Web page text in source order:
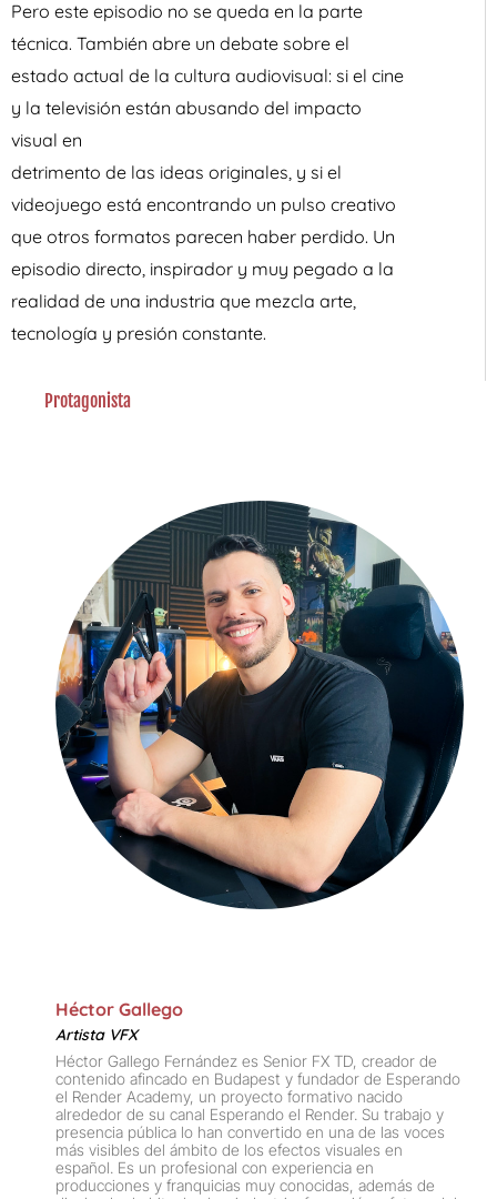
Protagonista
Héctor Gallego
Artista VFX
Héctor Gallego Fernández es Senior FX TD, creador de
contenido afincado en Budapest y fundador de Esperando
el Render Academy, un proyecto formativo nacido
alrededor de su canal Esperando el Render. Su trabajo y
presencia pública lo han convertido en una de las voces
más visibles del ámbito de los efectos visuales en
español. Es un profesional con experiencia en
producciones y franquicias muy conocidas, además de
Pero este episodio no se queda en la parte
técnica. También abre un debate sobre el
estado actual de la cultura audiovisual: si el cine
y la televisión están abusando del impacto
visual en
detrimento de las ideas originales, y si el
videojuego está encontrando un pulso creativo
que otros formatos parecen haber perdido. Un
episodio directo, inspirador y muy pegado a la
realidad de una industria que mezcla arte,
tecnología y presión constante.